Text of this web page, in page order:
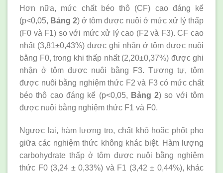
Hơn nữa, mức chất béo thô (CF) cao đáng kể
(p<0,05, Bảng 2) ở tôm được nuôi ở mức xử lý thấp
(F0 và F1) so với mức xử lý cao (F2 và F3). CF cao
nhất (3,81±0,43%) được ghi nhận ở tôm được nuôi
bằng F0, trong khi thấp nhất (2,20±0,37%) được ghi
nhận ở tôm được nuôi bằng F3. Tương tự, tôm
được nuôi bằng nghiệm thức F2 và F3 có mức chất
béo thô cao đáng kể (p<0,05, Bảng 2) so với tôm
được nuôi bằng nghiệm thức F1 và F0.
Ngược lại, hàm lượng tro, chất khô hoặc phốt pho
giữa các nghiệm thức không khác biệt. Hàm lượng
carbohydrate thấp ở tôm được nuôi bằng nghiệm
thức F0 (3,24 ± 0,33%) và F1 (3,42 ± 0,44%), khác